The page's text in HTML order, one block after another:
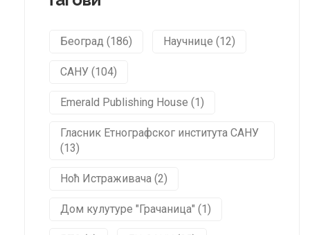
Београд (186) Научнице (12)
САНУ (104)
Emerald Publishing House (1)
Гласник Етнографског института САНУ
(13)
Ноћ Истраживача (2)
Дом кулутуре "Грачаница" (1)